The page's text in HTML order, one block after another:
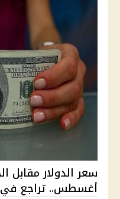
أغسطس.. تراجع في 10 بنوك وارت...